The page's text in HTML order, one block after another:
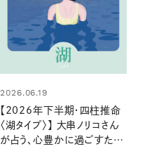
2026.06.19
【2026年下半期・四柱推命
〈湖タイプ〉】 大串ノリコさん
が占う、心豊かに過ごすため